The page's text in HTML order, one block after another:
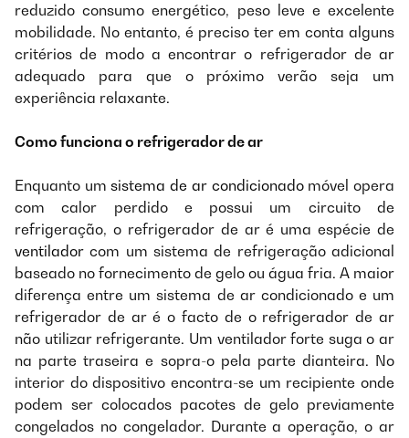
reduzido consumo energético, peso leve e excelente
mobilidade. No entanto, é preciso ter em conta alguns
critérios de modo a encontrar o refrigerador de ar
adequado para que o próximo verão seja um
experiência relaxante.
Como funciona o refrigerador de ar
Enquanto umsistema de ar condicionadomóvel opera
com calor perdido e possui um circuito de
refrigeração, o refrigerador de ar é uma espécie de
ventilador com um sistema de refrigeração adicional
baseado no fornecimento de gelo ou água fria. A maior
diferença entre um sistema de ar condicionado e um
refrigerador de ar é o facto de o refrigerador de ar
não utilizar refrigerante. Um ventilador forte suga o ar
na parte traseira e sopra-o pela parte dianteira. No
interior do dispositivo encontra-se um recipiente onde
podem ser colocados pacotes de gelo previamente
congelados no congelador. Durante a operação, o ar